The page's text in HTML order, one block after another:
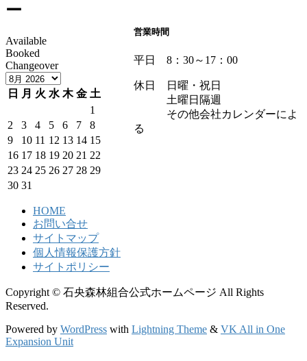
ー
Available
Booked
Changeover
日 月 火 水 木 金 土
1
2
3 4 5 6 7
8
9
10 11 12 13 14 15
16 17 18 19 20 21 22
23 24 25 26 27 28 29
30 31
営業時間
平日 8：30～17：00
休日 日曜・祝日
土曜日隔週
その他会社カレンダーによ
る
HOME
お問い合せ
サイトマップ
個人情報保護方針
サイトポリシー
Copyright © 石央森林組合公式ホームページ All Rights
Reserved.
Powered by WordPress with Lightning Theme & VK All in One
Expansion Unit